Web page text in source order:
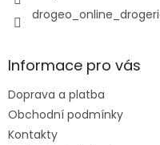
Informace pro vás
Doprava a platba
Obchodní podmínky
Kontakty